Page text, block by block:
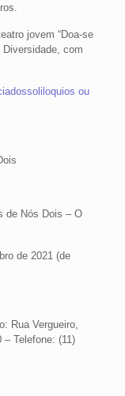
jovem “Doa-se
Diversidade, com
ou
de Nós Dois – O
de 2021 (de
Rua Vergueiro,
Telefone: (11)